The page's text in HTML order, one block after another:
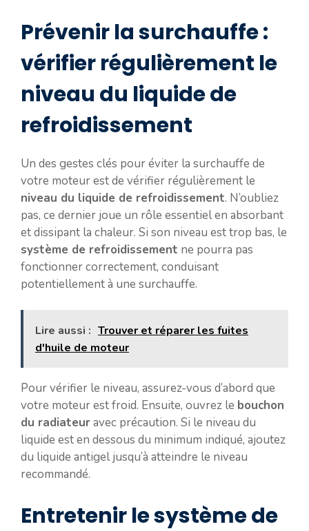
Prévenir la surchauffe :
vérifier régulièrement le
niveau du liquide de
refroidissement
Un des gestes clés pour éviter la surchauffe de
votre moteur est de vérifier régulièrement le
niveau du liquide de refroidissement. N’oubliez
pas, ce dernier joue un rôle essentiel en absorbant
et dissipant la chaleur. Si son niveau est trop bas, le
système de refroidissement ne pourra pas
fonctionner correctement, conduisant
potentiellement à une surchauffe.
Lire aussi : Trouver et réparer les fuites
d'huile de moteur
Pour vérifier le niveau, assurez-vous d’abord que
votre moteur est froid. Ensuite, ouvrez le bouchon
du radiateuravec précaution. Si le niveau du
liquide est en dessous du minimum indiqué, ajoutez
du liquide antigel jusqu’à atteindre le niveau
recommandé.
Entretenir le système de